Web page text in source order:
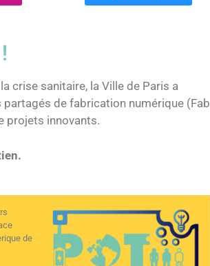
crise sanitaire, la Ville de Paris a
de fabrication numérique (Fab
projets innovants.
de